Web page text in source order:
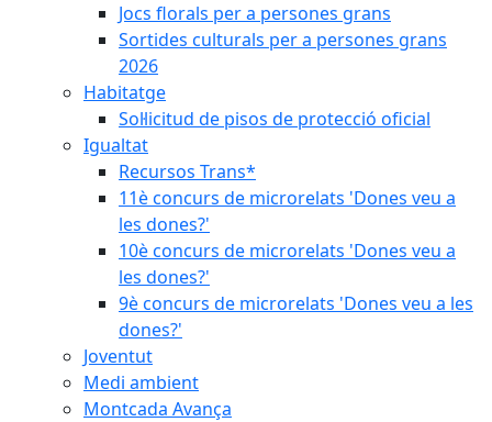
Jocs florals per a persones grans
Sortides culturals per a persones grans
2026
Habitatge
Sol·licitud de pisos de protecció oficial
Igualtat
Recursos Trans*
11è concurs de microrelats 'Dones veu a
les dones?'
10è concurs de microrelats 'Dones veu a
les dones?'
9è concurs de microrelats 'Dones veu a les
dones?'
Joventut
Medi ambient
Montcada Avança